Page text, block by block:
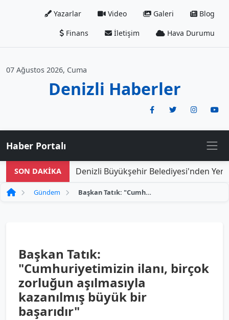
Yazarlar Video Galeri
Blog
Finans
İletişim Hava Durumu
07 Ağustos 2026, Cuma
Denizli Haberler
Haber Portalı
SON DAKİKA Denizli Büyükşehir Belediyesi'nden Yeni
Gündem Başkan Tatık: "Cumhuriyetimizin ilanı, birçok zorluğun aşılmasıyla kazanılmış büyük bir başarıdır"
Başkan Tatık:
"Cumhuriyetimizin ilanı, birçok
zorluğun aşılmasıyla
kazanılmış büyük bir
başarıdır"